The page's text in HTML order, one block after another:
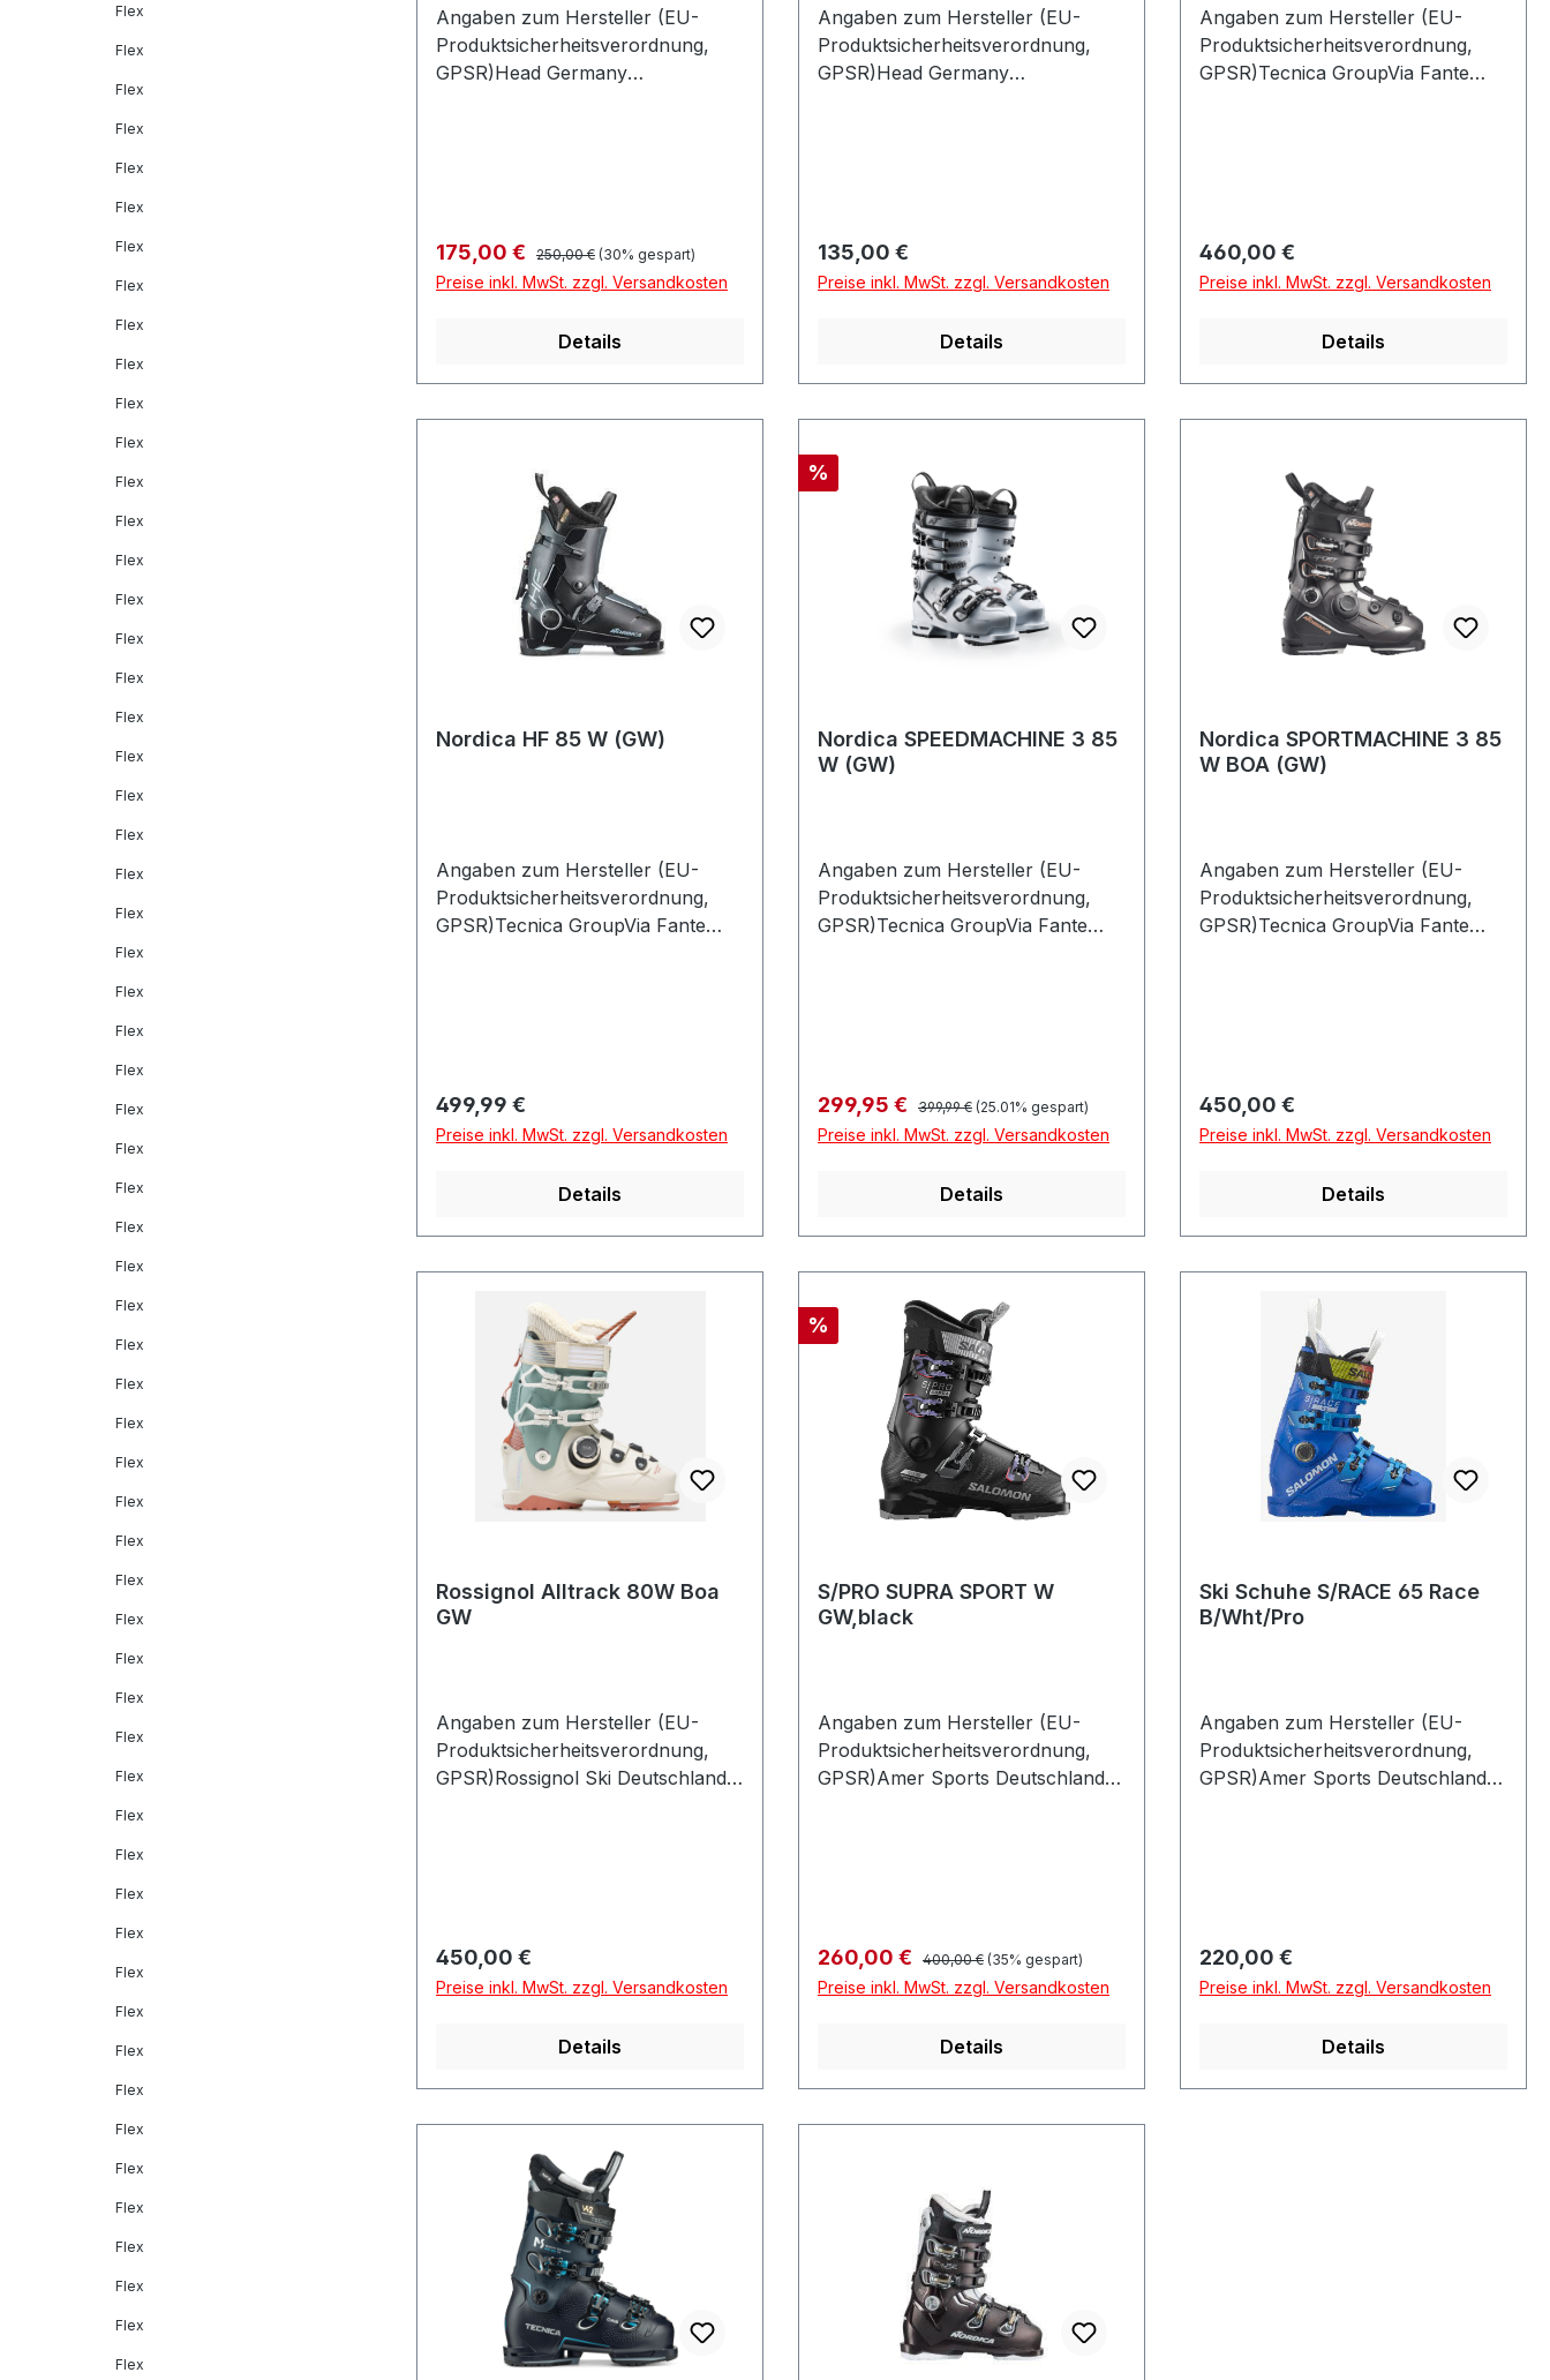
Flex
Flex
Flex
Flex
Flex
Flex
Flex
Flex
Flex
Flex
Flex
Flex
Flex
Flex
Flex
Flex
Flex
Flex
Flex
Flex
Flex
Flex
Flex
Flex
Flex
Flex
Flex
Flex
Flex
Flex
Flex
Flex
Flex
Flex
Flex
Flex
Flex
Flex
Flex
Flex
Flex
Flex
Flex
Flex
Flex
Flex
Flex
Flex
Flex
Flex
Flex
Flex
Flex
Flex
Flex
Flex
Flex
Flex
Flex
Flex
Flex
Angaben zum Hersteller (EU-
Produktsicherheitsverordnung,
GPSR)Head Germany
Verkaufspreis:
175,00 € Regulärer Preis:
250,00 € (30% gespart)
Preise inkl. MwSt. zzgl. Versandkosten
Details
Angaben zum Hersteller (EU-
Produktsicherheitsverordnung,
GPSR)Head Germany
Regulärer Preis:
135,00 €
Preise inkl. MwSt. zzgl. Versandkosten
Details
Angaben zum Hersteller (EU-
Produktsicherheitsverordnung,
GPSR)Tecnica GroupVia Fante
Regulärer Preis:
460,00 €
Preise inkl. MwSt. zzgl. Versandkosten
Details
Nordica HF 85 W (GW)
Angaben zum Hersteller (EU-
Produktsicherheitsverordnung,
GPSR)Tecnica GroupVia Fante
Regulärer Preis:
499,99 €
Preise inkl. MwSt. zzgl. Versandkosten
Details
Rabatt
%
Nordica SPEEDMACHINE 3 85
W (GW)
Angaben zum Hersteller (EU-
Produktsicherheitsverordnung,
GPSR)Tecnica GroupVia Fante
Verkaufspreis:
299,95 € Regulärer Preis:
399,99 € (25.01% gespart)
Preise inkl. MwSt. zzgl. Versandkosten
Details
Nordica SPORTMACHINE 3 85
W BOA (GW)
Angaben zum Hersteller (EU-
Produktsicherheitsverordnung,
GPSR)Tecnica GroupVia Fante
Regulärer Preis:
450,00 €
Preise inkl. MwSt. zzgl. Versandkosten
Details
Rossignol Alltrack 80W Boa
GW
Angaben zum Hersteller (EU-
Produktsicherheitsverordnung,
GPSR)Rossignol Ski Deutschland
Regulärer Preis:
450,00 €
Preise inkl. MwSt. zzgl. Versandkosten
Details
Rabatt
%
S/PRO SUPRA SPORT W
GW,black
Angaben zum Hersteller (EU-
Produktsicherheitsverordnung,
GPSR)Amer Sports Deutschland
Verkaufspreis:
260,00 € Regulärer Preis:
400,00 € (35% gespart)
Preise inkl. MwSt. zzgl. Versandkosten
Details
Ski Schuhe S/RACE 65 Race
B/Wht/Pro
Angaben zum Hersteller (EU-
Produktsicherheitsverordnung,
GPSR)Amer Sports Deutschland
Regulärer Preis:
220,00 €
Preise inkl. MwSt. zzgl. Versandkosten
Details